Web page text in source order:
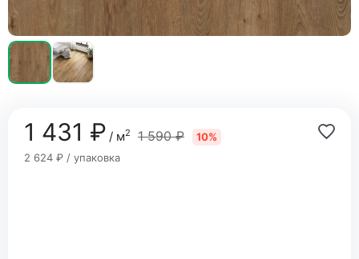
1 431 ₽/ м2 1 590 ₽
10%
2 624 ₽ / упаковка